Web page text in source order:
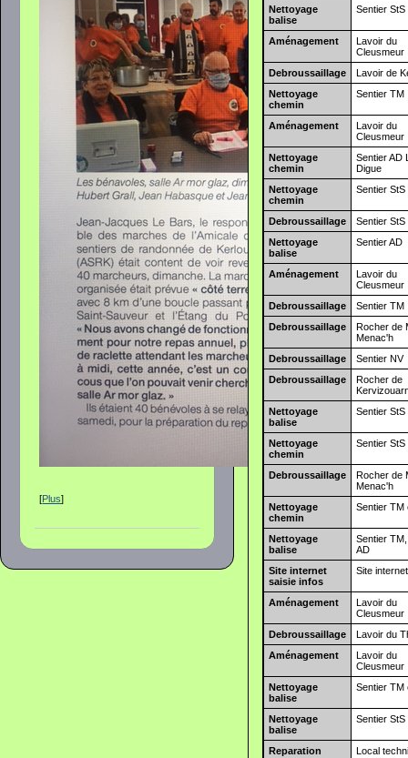
[Plus]
Nettoyage
balise
Sentier StS
Aménagement
Lavoir du
Cleusmeur
Debroussaillage
Lavoir de
Nettoyage
chemin
Sentier TM
Aménagement
Lavoir du
Cleusmeur
Nettoyage
chemin
Sentier AD
Digue
Nettoyage
chemin
Sentier StS
Debroussaillage
Sentier StS
Nettoyage
balise
Sentier AD
Aménagement
Lavoir du
Cleusmeur
Debroussaillage
Sentier TM
Debroussaillage
Rocher de
Menac'h
Debroussaillage
Sentier NV
Debroussaillage
Rocher de
Nettoyage
balise
Sentier StS
Nettoyage
chemin
Sentier StS
Debroussaillage
Rocher de
Menac'h
Nettoyage
chemin
Sentier TM
Nettoyage
balise
Sentier
AD
Site internet
saisie infos
Site internet
Aménagement
Lavoir du
Cleusmeur
Debroussaillage
Lavoir du
Aménagement
Lavoir du
Cleusmeur
Nettoyage
balise
Sentier TM
Nettoyage
balise
Sentier StS
Reparation
Local